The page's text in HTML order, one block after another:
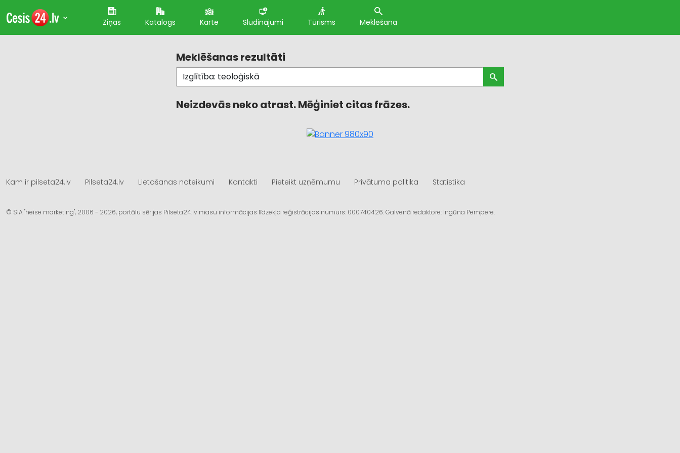
Ziņas Katalogs Karte Sludinājumi Tūrisms Meklēšana
Meklēšanas rezultāti
Neizdevās neko atrast. Mēģiniet citas frāzes.
Kam ir pilseta24.lv Pilseta24.lv Lietošanas noteikumi Kontakti Pieteikt uzņēmumu Privātuma politika Statistika
© SIA "heise marketing", 2006 - 2026, portālu sērijas Pilseta24.lv masu informācijas līdzekļa reģistrācijas numurs: 000740426. Galvenā redaktore: Ingūna Pempere.